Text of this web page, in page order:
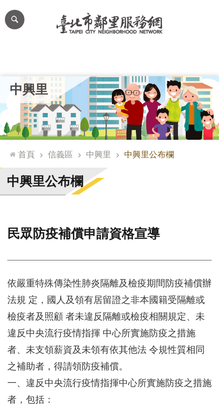
跳到主要內容區塊
網
站
台
通
臺
北
市
門
整
檢
索
系
文
化
局
化
中興里
首頁 信義區 中興里 中興里公布欄
中興里公布欄
民眾防疫補償申請資格宣導
依嚴重特殊傳染性肺炎隔離及檢疫期間防疫補償辦
法規 定，國人及領有居留證之非本國籍受隔離或
檢疫者及照顧 者未違反隔離或檢疫相關規定、未
違反中央流行疫情指揮 中心所實施防疫之措施
者、未支領薪資及未領有依其他法 令規性質相同
之補助者，得請領防疫補償。
一、違反中央流行疫情指揮中心所實施防疫之措施
者，包括：